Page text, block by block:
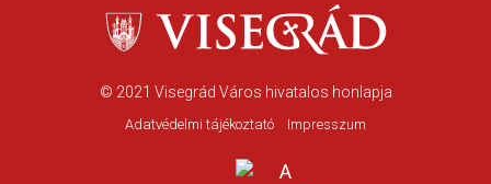
© 2021 Visegrád Város hivatalos honlapja
Adatvédelmi tájékoztató Impresszum